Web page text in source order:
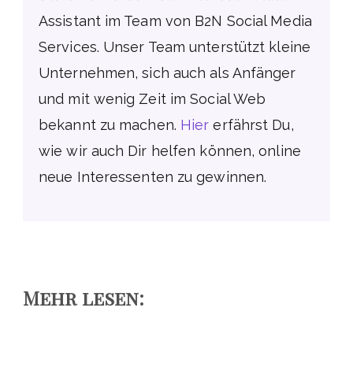
Assistant im Team von B2N Social Media
Services. Unser Team unterstützt kleine
Unternehmen, sich auch als Anfänger
und mit wenig Zeit im Social Web
bekannt zu machen. Hier erfährst Du,
wie wir auch Dir helfen können, online
neue Interessenten zu gewinnen.
Mehr lesen: